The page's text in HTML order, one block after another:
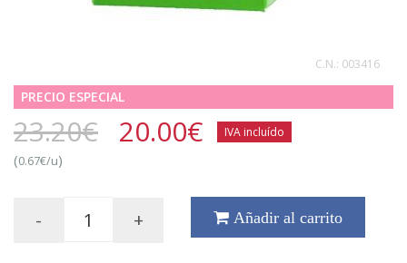
C.N.: 003416
PRECIO ESPECIAL
23.20€ 20.00€ IVA incluído
(0.67€/u)
- + Añadir al carrito